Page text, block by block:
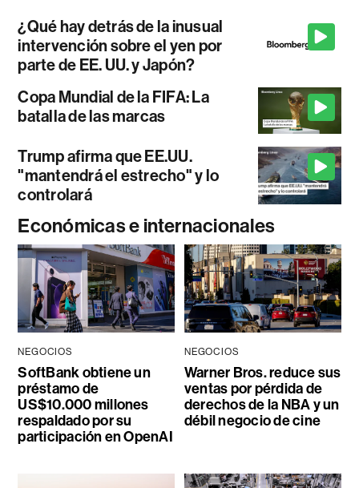
¿Qué hay detrás de la inusual
intervención sobre el yen por
parte de EE. UU. y Japón?
Copa Mundial de la FIFA: La
batalla de las marcas
Trump afirma que EE.UU.
"mantendrá el estrecho" y lo
controlará
Económicas e internacionales
NEGOCIOS
SoftBank obtiene un
préstamo de
US$10.000 millones
respaldado por su
participación en OpenAI
NEGOCIOS
Warner Bros. reduce sus
ventas por pérdida de
derechos de la NBA y un
débil negocio de cine